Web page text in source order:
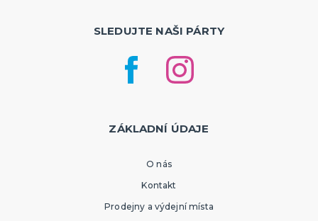
SLEDUJTE NAŠI PÁRTY
ZÁKLADNÍ ÚDAJE
O nás
Kontakt
Prodejny a výdejní místa